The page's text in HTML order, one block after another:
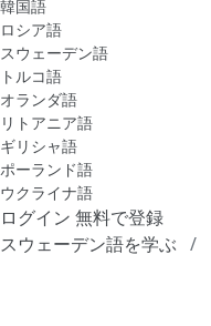
韓国語
ロシア語
スウェーデン語
トルコ語
オランダ語
リトアニア語
ギリシャ語
ポーランド語
ウクライナ語
ログイン 無料で登録
スウェーデン語を学ぶ